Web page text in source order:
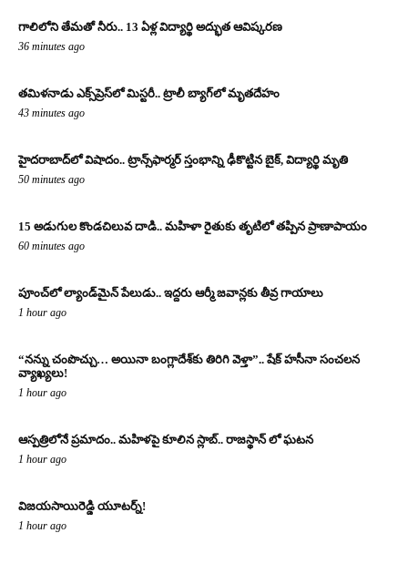
గాలిలోని తేమతో నీరు.. 13 ఏళ్ల విద్యార్థి అద్భుత ఆవిష్కరణ
36 minutes ago
తమిళనాడు ఎక్స్‌ప్రెస్‌లో మిస్టరీ.. ట్రాలీ బ్యాగ్‌లో మృతదేహం
43 minutes ago
హైదరాబాద్‌లో విషాదం.. ట్రాన్స్‌ఫార్మర్ స్తంభాన్ని ఢీకొట్టిన బైక్, విద్యార్థి మృతి
50 minutes ago
15 అడుగుల కొండచిలువ దాడి.. మహిళా రైతుకు తృటిలో తప్పిన ప్రాణాపాయం
60 minutes ago
పూంచ్‌లో ల్యాండ్‌మైన్ పేలుడు.. ఇద్దరు ఆర్మీ జవాన్లకు తీవ్ర గాయాలు
1 hour ago
“నన్ను చంపొచ్చు… అయినా బంగ్లాదేశ్‌కు తిరిగి వెళ్తా”.. షేక్ హసీనా సంచలన
వ్యాఖ్యలు!
1 hour ago
ఆస్పత్రిలోనే ప్రమాదం.. మహిళపై కూలిన స్లాబ్‌.. రాజస్థాన్ లో ఘటన
1 hour ago
విజయసాయిరెడ్డి యూటర్న్!
1 hour ago